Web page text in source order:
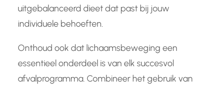
uitgebalanceerd dieet dat past bij jouw
individuele behoeften.
Onthoud ook dat lichaamsbeweging een
essentieel onderdeel is van elk succesvol
afvalprogramma. Combineer het gebruik van